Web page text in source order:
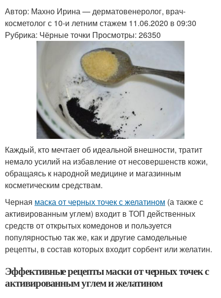
Автор: Махно Ирина — дерматовенеролог, врач-
косметолог с 10-и летним стажем 11.06.2020 в 09:30
Рубрика: Чёрные точки Просмотры: 26350
Каждый, кто мечтает об идеальной внешности, тратит
немало усилий на избавление от несовершенств кожи,
обращаясь к народной медицине и магазинным
косметическим средствам.
Черная маска от черных точек с желатином (а также с
активированным углем) входит в ТОП действенных
средств от открытых комедонов и пользуется
популярностью так же, как и другие самодельные
рецепты, в состав которых входит сорбент или желатин.
Эффективные рецепты маски от черных точек с
активированным углем и желатином